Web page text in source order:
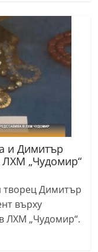
и Димитър
ЛХМ „Чудомир“
творец Димитър
върху
ЛХМ „Чудомир“.